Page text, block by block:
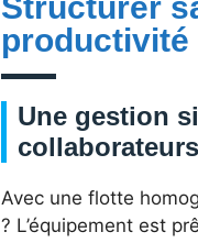
Structurer
productivité
Une gestion
collaborateurs
Avec une flotte
? L’équipement est